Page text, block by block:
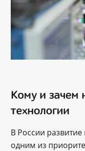
Кому и зачем
технологии
В России развитие
одним из